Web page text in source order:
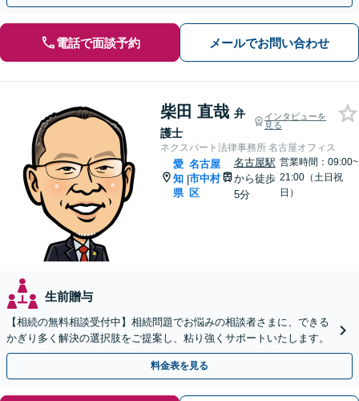
電話で面談予約 メールでお問い合わせ
柴田 直哉 弁
護士
インタビューを
見る
ネクスパート法律事務所 名古屋オフィス
愛
知
県
|
名古屋
市中村
区
名古屋駅
から徒歩
5分
営業時間：09:00~
21:00（土日祝
日）
生前贈与
【相続の無料相談受付中】相続問題でお悩みの相談者さまに、できる
かぎり多く解決の選択肢をご提案し、粘り強くサポートいたします。
料金表を見る